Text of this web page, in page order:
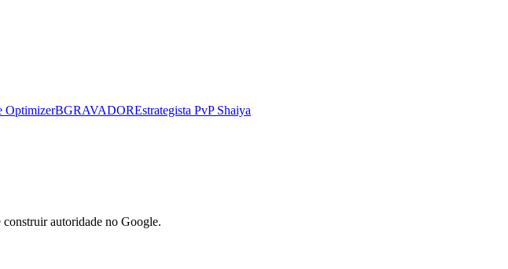
OptimizerBGRAVADOREstrategista PvP Shaiya
construir autoridade no Google.